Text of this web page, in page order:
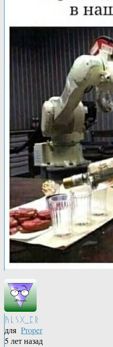
ᚤᚳᛊᚷ_ᛈᚱ
для Proper
5 лет назад